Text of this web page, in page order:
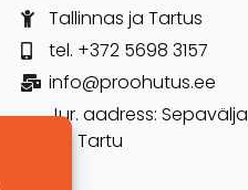
Tallinnas ja Tartus
tel. +372 5698 3157
info@proohutus.ee
Jur. aadress: Sepavälja
26, Tartu